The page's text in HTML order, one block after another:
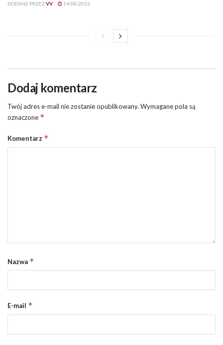
DODANE PRZEZVV 14-08-2023
Dodaj komentarz
Twój adres e-mail nie zostanie opublikowany. Wymagane pola są
oznaczone *
Komentarz *
Nazwa *
E-mail *